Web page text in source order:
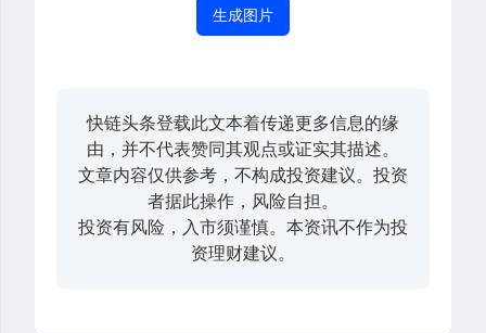
生成图片
快链头条登载此文本着传递更多信息的缘
由，并不代表赞同其观点或证实其描述。
文章内容仅供参考，不构成投资建议。投资
者据此操作，风险自担。
投资有风险，入市须谨慎。本资讯不作为投
资理财建议。